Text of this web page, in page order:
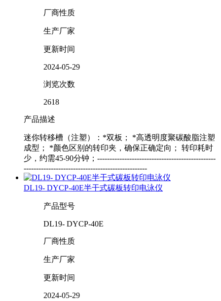
厂商性质
生产厂家
更新时间
2024-05-29
浏览次数
2618
产品描述
迷你转移槽（注塑）：*双板； *高透明度聚碳酸脂注塑
成型； *颜色区别的转印夹，确保正确定向； 转印耗时
少，约需45-90分钟；------------------------------------------------
--------------------------------------------------
DL19- DYCP-40E半干式碳板转印电泳仪
产品型号
DL19- DYCP-40E
厂商性质
生产厂家
更新时间
2024-05-29